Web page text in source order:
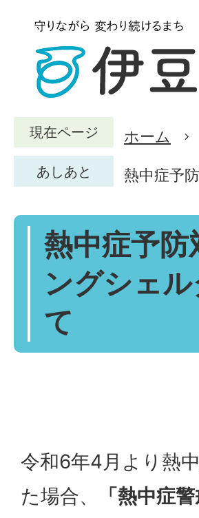
現在ページ ホーム
あしあと 熱中症予
熱中症予
ングシェ
て
令和6年4月より熱
た場合、
「熱中症